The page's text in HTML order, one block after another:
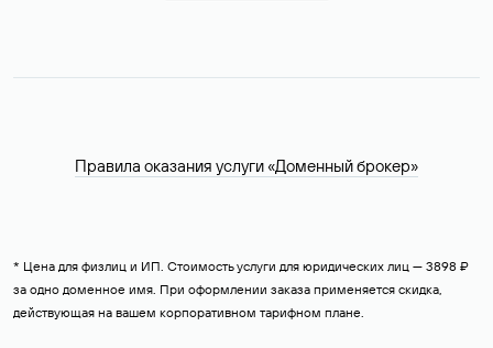
Правила оказания услуги «Доменный брокер»
* Цена для физлиц и ИП. Стоимость услуги для юридических лиц — 3898 ₽
за одно доменное имя. При оформлении заказа применяется скидка,
действующая на вашем корпоративном тарифном плане.